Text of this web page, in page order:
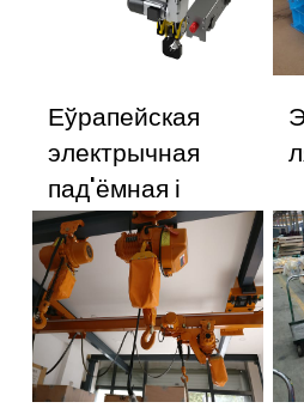
Еўрапейская
электрычная
пад'ёмная і
пад'ёмная
каляска